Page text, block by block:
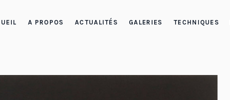
A PROPOS ACTUALITÉS GALERIES TECHNIQUES